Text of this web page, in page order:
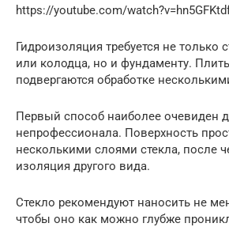
https://youtube.com/
Гидроизоляция требуется не только
или колодца, но и фундаменту.
подвергаются обработке
Первый способ наиболее очевиден
непрофессионала. Поверхность
несколькими слоями стекла, после
изоляция другого вида.
Стекло рекомендуют наносить не
чтобы оно как можно глубже